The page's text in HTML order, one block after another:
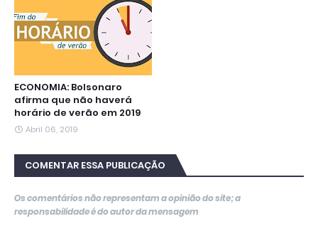
ECONOMIA: Bolsonaro
afirma que não haverá
horário de verão em 2019
Abril 06, 2019
COMENTAR ESSA PUBLICAÇÃO
Os comentários não representam a opinião do site; a
responsabilidade é do autor da mensagem